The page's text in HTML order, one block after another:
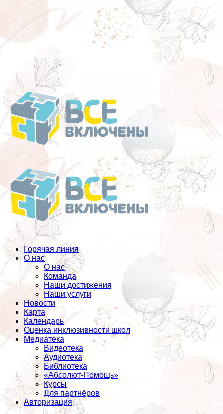
Перейти
к
содержанию
Горячая линия
О нас
О нас
Команда
Наши достижения
Наши услуги
Новости
Карта
Календарь
Оценка инклюзивности школ
Медиатека
Видеотека
Аудиотека
Библиотека
«Абсолют-Помощь»
Курсы
Для партнёров
Авторизация